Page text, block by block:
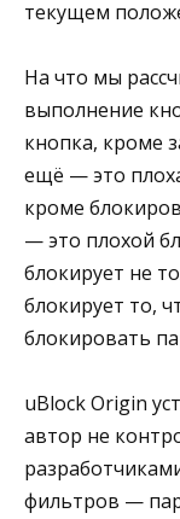
текущем
На что мы
выполнение
кнопка, кроме
ещё — это
кроме
— это плохой
блокирует не
блокирует то,
блокировать
uBlock Origin
автор не
фильтров —